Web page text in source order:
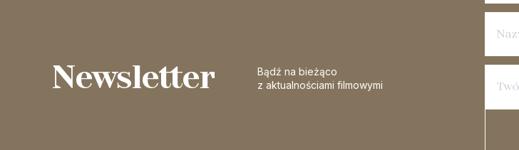
Newsletter
Bądź na bieżąco
z aktualnościami filmowymi